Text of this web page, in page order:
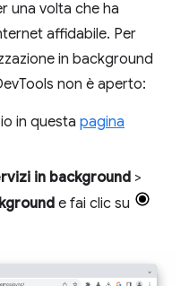
una volta che ha
affidabile. Per
in background
non è aperto:
in questa pagina
in background >
e fai clic su